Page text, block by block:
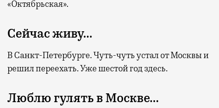
«Октябрьская».
Сейчас живу…
В Санкт-Петербурге. Чуть-чуть устал от Москвы и
решил переехать. Уже шестой год здесь.
Люблю гулять в Москве…